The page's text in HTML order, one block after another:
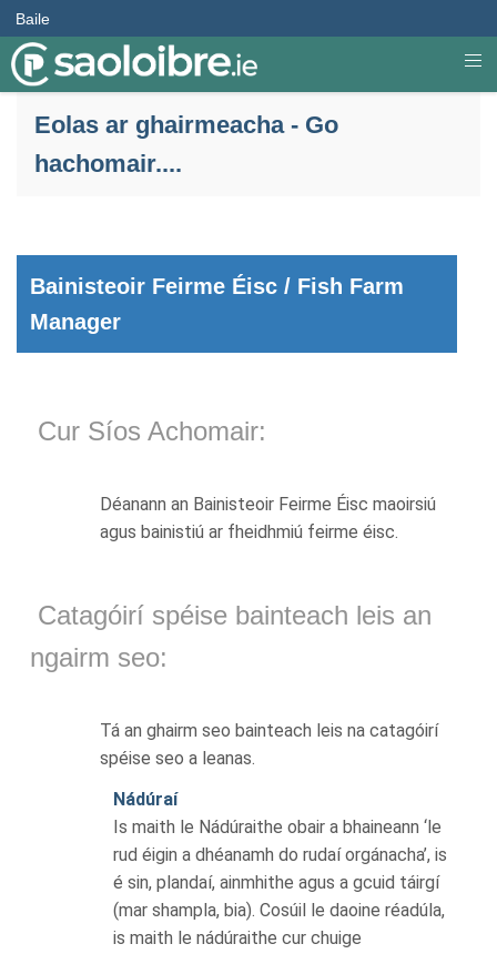
Baile
Eolas ar ghairmeacha - Go
hachomair....
Bainisteoir Feirme Éisc / Fish Farm
Manager
Cur Síos Achomair:
Déanann an Bainisteoir Feirme Éisc maoirsiú
agus bainistiú ar fheidhmiú feirme éisc.
Catagóirí spéise bainteach leis an
ngairm seo:
Tá an ghairm seo bainteach leis na catagóirí
spéise seo a leanas.
Nádúraí
Is maith le Nádúraithe obair a bhaineann ‘le
rud éigin a dhéanamh do rudaí orgánacha’, is
é sin, plandaí, ainmhithe agus a gcuid táirgí
(mar shampla, bia). Cosúil le daoine réadúla,
is maith le nádúraithe cur chuige